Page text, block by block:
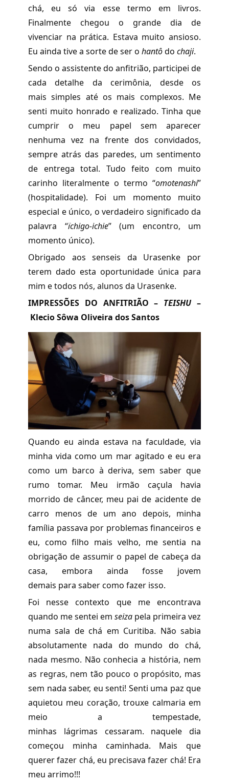
chá, eu só via esse termo em livros.
Finalmente chegou o grande dia de
vivenciar na prática. Estava muito ansioso.
Eu ainda tive a sorte de ser o hantôdo chaji.
Sendo o assistente do anfitrião, participei de
cada detalhe da cerimônia, desde os
mais simples até os mais complexos. Me
senti muito honrado e realizado. Tinha que
cumprir o meu papel sem aparecer
nenhuma vez na frente dos convidados,
sempre atrás das paredes, um sentimento
de entrega total. Tudo feito com muito
carinho literalmente o termo “omotenashi”
(hospitalidade). Foi um momento muito
especial e único, o verdadeiro significado da
palavra “ïchigo-ichie” (um encontro, um
momento único).
Obrigado aos senseis da Urasenke por
terem dado esta oportunidade única para
mim e todos nós, alunos da Urasenke.
IMPRESSÕES DO ANFITRIÃO – TEISHU–
Klecio Sôwa Oliveira dos Santos
Quando eu ainda estava na faculdade, via
minha vida como um mar agitado e eu era
como um barco à deriva, sem saber que
rumo tomar. Meu irmão caçula havia
morrido de câncer, meu pai de acidente de
carro menos de um ano depois, minha
família passava por problemas financeiros e
eu, como filho mais velho, me sentia na
obrigação de assumir o papel de cabeça da
casa, embora ainda fosse jovem
demais para saber como fazer isso.
Foi nesse contexto que me encontrava
quando me sentei em seiza pela primeira vez
numa sala de chá em Curitiba. Não sabia
absolutamente nada do mundo do chá,
nada mesmo. Não conhecia a história, nem
as regras, nem tão pouco o propósito, mas
sem nada saber, eu senti! Senti uma paz que
aquietou meu coração, trouxe calmaria em
meio a tempestade,
minhas lágrimas cessaram. naquele dia
começou minha caminhada. Mais que
querer fazer chá, eu precisava fazer chá! Era
meu arrimo!!!